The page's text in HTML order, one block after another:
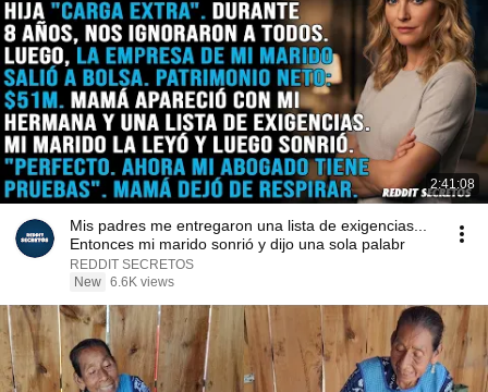
2:41:08
Mis padres me entregaron una lista de exigencias...
Entonces mi marido sonrió y dijo una sola palabr
REDDIT SECRETOS
New 6.6K views